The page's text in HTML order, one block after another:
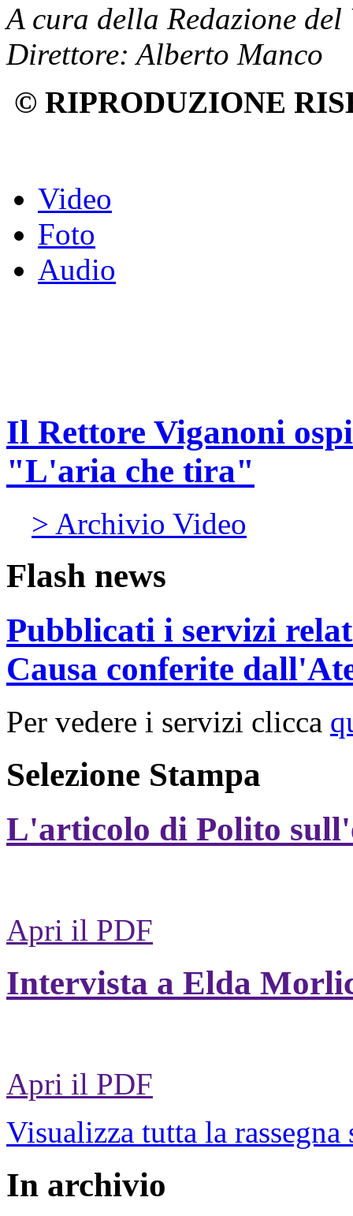
A cura della Redazione del
Direttore: Alberto Manco
© RIPRODUZIONE
Video
Foto
Audio
Il Rettore Viganoni
"L'aria che tira"
> Archivio Video
Flash news
Pubblicati i servizi
Causa conferite
Per vedere i servizi clicca
Selezione Stampa
L'articolo di Polito
Apri il PDF
Intervista a Elda
Apri il PDF
Visualizza tutta la rassegna
In archivio